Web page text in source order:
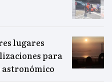
lugares
para